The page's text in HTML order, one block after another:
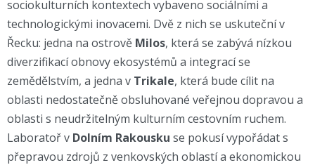
sociokulturních kontextech vybaveno sociálními a
technologickými inovacemi. Dvě z nich se uskuteční v
Řecku: jedna na ostrově Milos, která se zabývá nízkou
diverzifikací obnovy ekosystémů a integrací se
zemědělstvím, a jedna v Trikale, která bude cílit na
oblasti nedostatečně obsluhované veřejnou dopravou a
oblasti s neudržitelným kulturním cestovním ruchem.
Laboratoř v Dolním Rakousku se pokusí vypořádat s
přepravou zdrojů z venkovských oblastí a ekonomickou